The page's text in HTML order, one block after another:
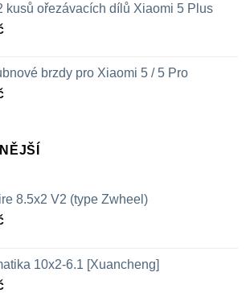
kusů ořezávacích dílů Xiaomi 5 Plus
brzdy pro Xiaomi 5 / 5 Pro
8.5x2 V2 (type Zwheel)
10x2-6.1 [Xuancheng]